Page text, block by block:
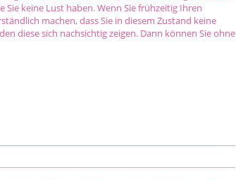
keine Lust haben. Wenn Sie frühzeitig Ihren
machen, dass Sie in diesem Zustand keine
diese sich nachsichtig zeigen. Dann können Sie ohne